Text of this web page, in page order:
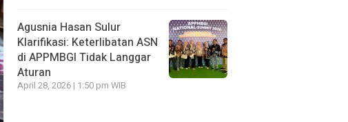
Agusnia Hasan Sulur
Klarifikasi: Keterlibatan ASN
di APPMBGI Tidak Langgar
Aturan
April 28, 2026 | 1:50 pm WIB